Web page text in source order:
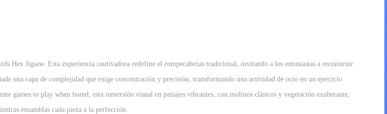
Hex Jigsaw. Esta experiencia cautivadora redefine el rompecabezas tradicional, invitando a los entusiastas a reconstruir
una capa de complejidad que exige concentración y precisión, transformando una actividad de ocio en un ejercicio
games to play when bored, esta inmersión visual en paisajes vibrantes, con molinos clásicos y vegetación exuberante,
ensamblas cada pieza a la perfección.